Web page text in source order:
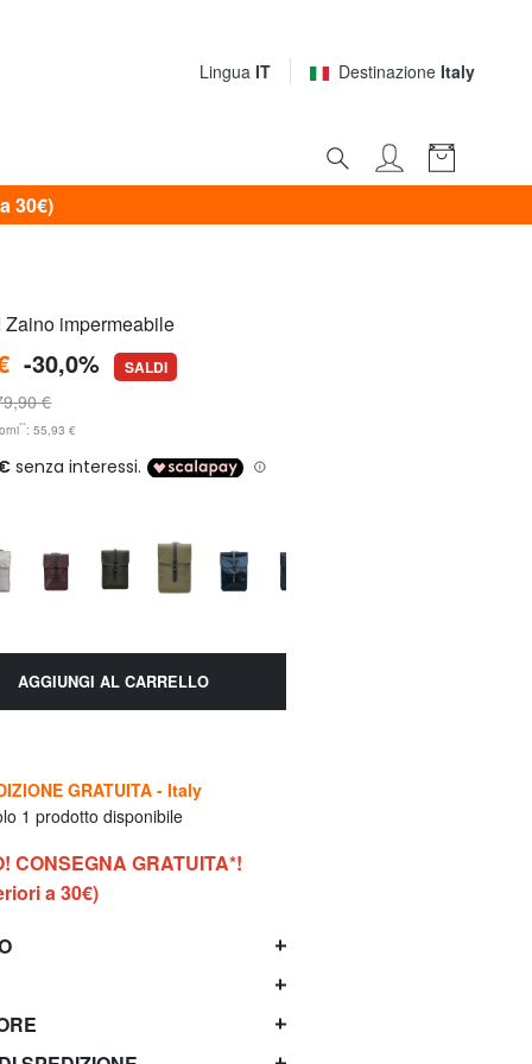
Lingua IT Destinazione Italy
30€)
Zaino impermeabile
-30,0% SALDI
€
**: 55,93 €
AGGIUNGI AL CARRELLO
GRATUITA - Italy
1 prodotto disponibile
CONSEGNA GRATUITA*!
a 30€)